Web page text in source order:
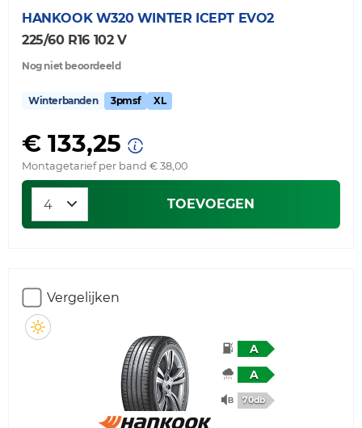
HANKOOK W320 WINTER ICEPT EVO2
225/60 R16 102 V
Nog niet beoordeeld
Winterbanden 3pmsf XL
€ 133,25
Montagetarief per band € 38,00
TOEVOEGEN
Vergelijken
A
A
70db